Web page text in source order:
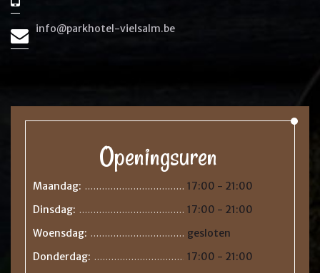
info@parkhotel-vielsalm.be
Openingsuren
Maandag: .......................................17:00 - 21:00
Dinsdag: .......................................17:00 - 21:00
Woensdag: .......................................gesloten
Donderdag: .......................................17:00 - 21:00